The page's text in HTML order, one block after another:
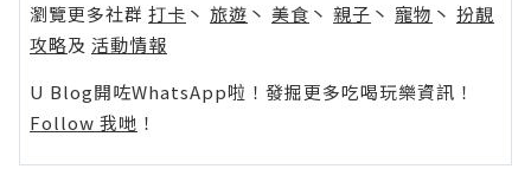
瀏覽更多社群 打卡 丶 旅遊 丶 美食 丶 親子 丶 寵物 丶 扮靚
攻略及 活動情報
U Blog開咗WhatsApp啦！發掘更多吃喝玩樂資訊！
Follow 我哋 ！